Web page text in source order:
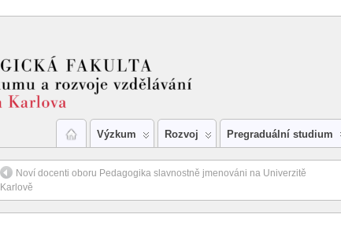
Výzkum Rozvoj Pregraduální studium
Noví docenti oboru Pedagogika slavnostně jmenováni na Univerzitě
Karlově